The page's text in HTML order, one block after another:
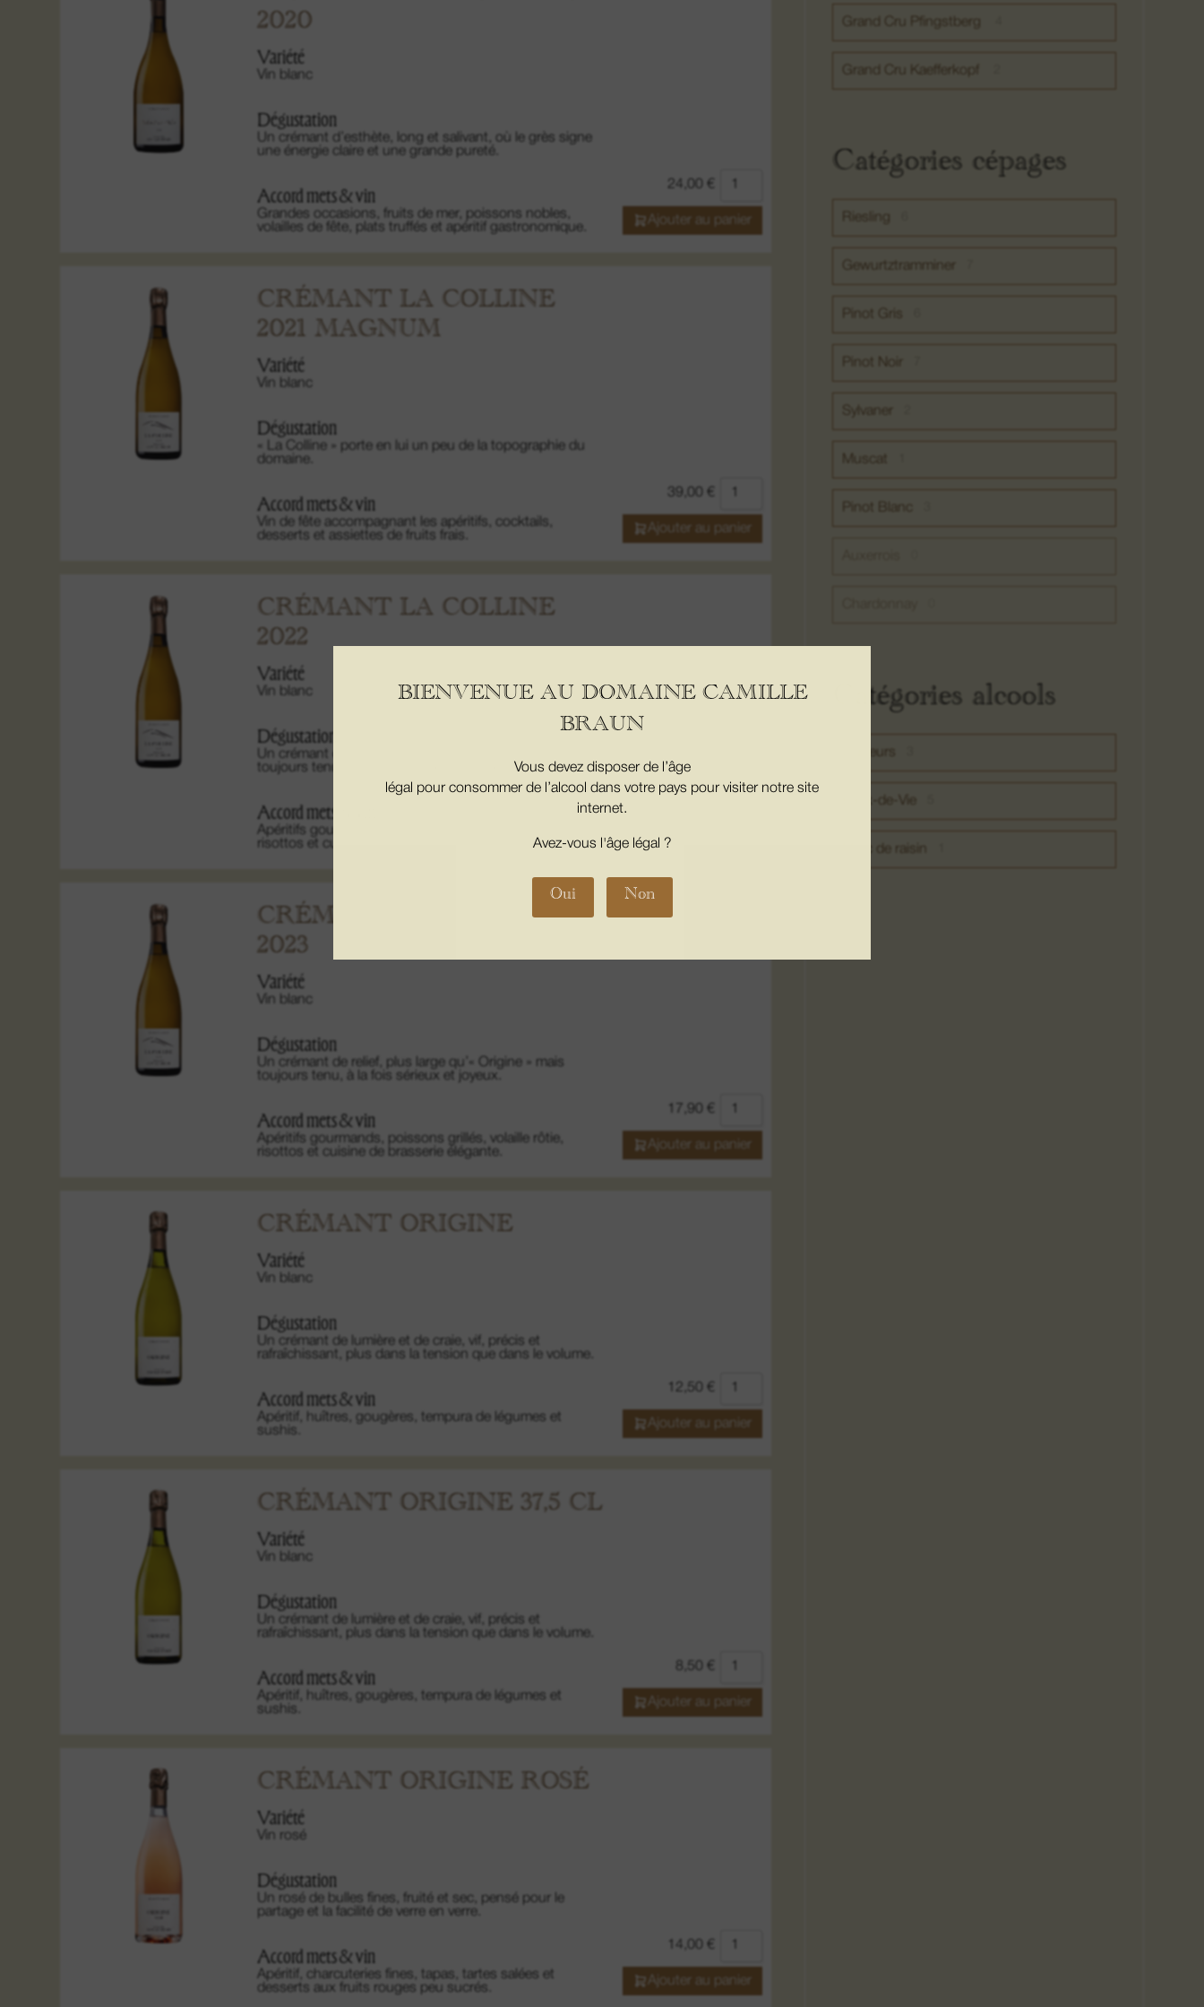
2020
Variété
Vin blanc
Dégustation
Un crémant d’esthète, long et salivant, où le grès signe
une énergie claire et une grande pureté.
Accord mets & vin
Grandes occasions, fruits de mer, poissons nobles,
volailles de fête, plats truffés et apéritif gastronomique.
24,00 €
Ajouter au panier
CRÉMANT LA COLLINE
2021 MAGNUM
Variété
Vin blanc
Dégustation
« La Colline » porte en lui un peu de la topographie du
domaine.
Accord mets & vin
Vin de fête accompagnant les apéritifs, cocktails,
desserts et assiettes de fruits frais.
€
Ajouter au panier
CRÉMANT LA COLLINE
2022
Variété
Vin blanc
Dégustation
Un crémant de relief, plus large qu’« Origine » mais
toujours tenu, à la fois sérieux et joyeux.
Accord mets & vin
Apéritifs gourmands, poissons grillés, volaille rôtie,
risottos et cuisine de brasserie élégante.
Ajouter au panier
CRÉMANT LA COLLINE
2023
Variété
Vin blanc
Dégustation
Un crémant de relief, plus large qu’« Origine » mais
toujours tenu, à la fois sérieux et joyeux.
Accord mets & vin
Apéritifs gourmands, poissons grillés, volaille rôtie,
risottos et cuisine de brasserie élégante.
17,90 €
Ajouter au panier
CRÉMANT ORIGINE
Variété
Vin blanc
Dégustation
Un crémant de lumière et de craie, vif, précis et
rafraîchissant, plus dans la tension que dans le volume.
Accord mets & vin
Apéritif, huîtres, gougères, tempura de légumes et
sushis.
12,50 €
Ajouter au panier
CRÉMANT ORIGINE 37,5 CL
Variété
Vin blanc
Dégustation
Un crémant de lumière et de craie, vif, précis et
rafraîchissant, plus dans la tension que dans le volume.
Accord mets & vin
Apéritif, huîtres, gougères, tempura de légumes et
sushis.
€
Ajouter au panier
CRÉMANT ORIGINE ROSÉ
Variété
Vin rosé
Dégustation
Un rosé de bulles fines, fruité et sec, pensé pour le
partage et la facilité de verre en verre.
Accord mets & vin
Apéritif, charcuteries fines, tapas, tartes salées et
desserts aux fruits rouges peu sucrés.
14,00 €
Ajouter au panier
Grand Cru Pfingstberg
Grand Cru Kaefferkopf
Catégories cépages
Sylvaner
Catégories alcools
Eaux-de-Vie
BIENVENUE AU DOMAINE CAMILLE
BRAUN
Vous devez disposer de l’âge
légal pour consommer de l’alcool dans votre pays pour visiter notre site
internet.
Avez-vous l'âge légal ?
Oui Non